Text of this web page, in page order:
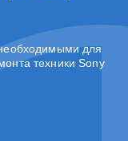
для
техники Sony